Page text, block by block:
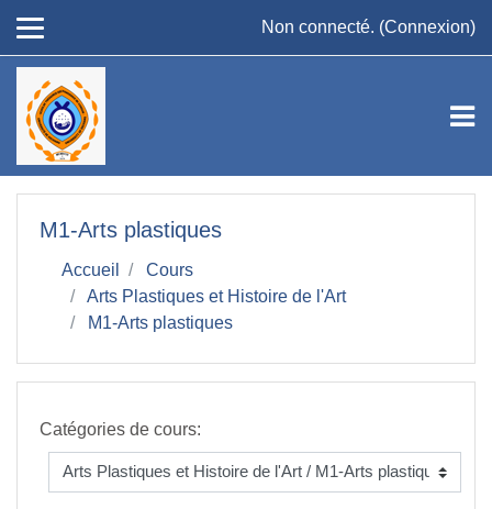
Non connecté. (Connexion)
M1-Arts plastiques
Accueil
Cours
Arts Plastiques et Histoire de l'Art
M1-Arts plastiques
Catégories de cours: